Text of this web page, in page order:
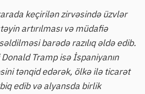
keçirilən zirvəsində üzvlər
artırılması və müdafiə
barədə razılıq əldə edib.
Tramp isə İspaniyanın
tənqid edərək, ölkə ilə ticarət
edib və alyansda birlik